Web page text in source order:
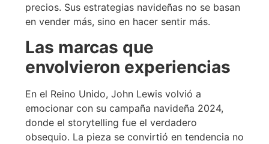
precios. Sus estrategias navideñas no se basan
en vender más, sino en hacer sentir más.
Las marcas que
envolvieron experiencias
En el Reino Unido, John Lewis volvió a
emocionar con su campaña navideña 2024,
donde el storytelling fue el verdadero
obsequio. La pieza se convirtió en tendencia no